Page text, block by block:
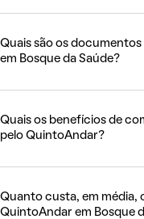
Quais são os
em Bosque da Saúde?
Quais os benefícios de
pelo QuintoAndar?
Quanto custa, em média,
QuintoAndar em Bosque